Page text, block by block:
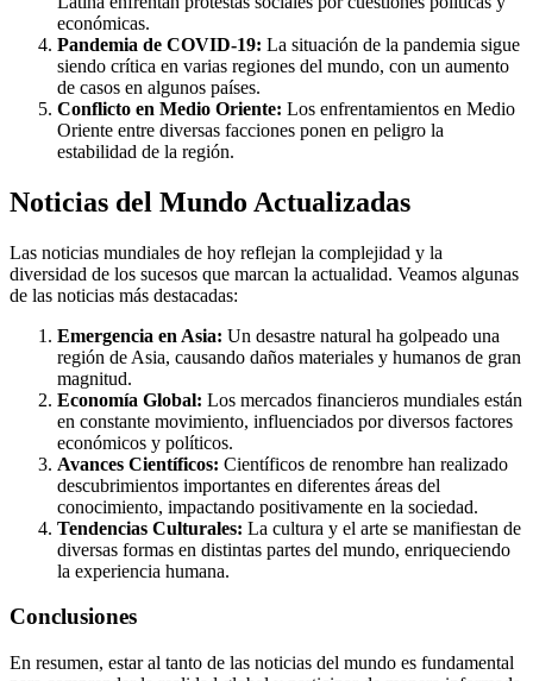
económicas.
Pandemia de COVID-19: La situación de la pandemia sigue
siendo crítica en varias regiones del mundo, con un aumento
de casos en algunos países.
Conflicto en Medio Oriente: Los enfrentamientos en Medio
Oriente entre diversas facciones ponen en peligro la
estabilidad de la región.
Noticias del Mundo Actualizadas
Las noticias mundiales de hoy reflejan la complejidad y la
diversidad de los sucesos que marcan la actualidad. Veamos algunas
de las noticias más destacadas:
Emergencia en Asia: Un desastre natural ha golpeado una
región de Asia, causando daños materiales y humanos de gran
magnitud.
Economía Global: Los mercados financieros mundiales están
en constante movimiento, influenciados por diversos factores
económicos y políticos.
Avances Científicos: Científicos de renombre han realizado
descubrimientos importantes en diferentes áreas del
conocimiento, impactando positivamente en la sociedad.
Tendencias Culturales: La cultura y el arte se manifiestan de
diversas formas en distintas partes del mundo, enriqueciendo
la experiencia humana.
Conclusiones
En resumen, estar al tanto de las noticias del mundo es fundamental